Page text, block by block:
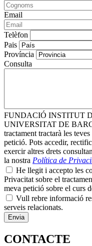
Email
Telèfon
Pais
Província
Consulta
FUNDACIÓ INSTITUT
UNIVERSITAT DE
tractament tractarà les
petició. Pots accedir,
exercir altres drets
la nostra Política de
He llegit i accepto les
Privacitat sobre el
meva petició sobre el curs
Vull rebre informació
serveis relacionats.
CONTACTE